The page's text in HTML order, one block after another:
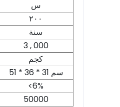
س
٢٠٠
سنة
3 , 000
كجم
51 * 36 * 31 سم
<6%
50000